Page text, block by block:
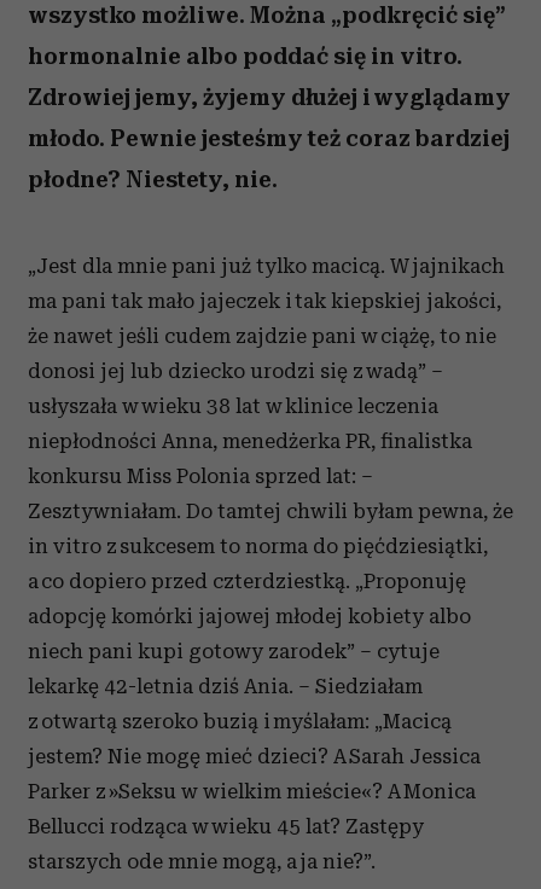
wszystko możliwe. Można „podkręcić się”
hormonalnie albo poddać się in vitro.
Zdrowiej jemy, żyjemy dłużej i wyglądamy
młodo. Pewnie jesteśmy też coraz bardziej
płodne? Niestety, nie.
„Jest dla mnie pani już tylko macicą. W jajnikach
ma pani tak mało jajeczek i tak kiepskiej jakości,
że nawet jeśli cudem zajdzie pani w ciążę, to nie
donosi jej lub dziecko urodzi się z wadą” –
usłyszała w wieku 38 lat w klinice leczenia
niepłodności Anna, menedżerka PR, finalistka
konkursu Miss Polonia sprzed lat: –
Zesztywniałam. Do tamtej chwili byłam pewna, że
in vitro z sukcesem to norma do pięćdziesiątki,
a co dopiero przed czterdziestką. „Proponuję
adopcję komórki jajowej młodej kobiety albo
niech pani kupi gotowy zarodek” – cytuje
lekarkę 42-letnia dziś Ania. – Siedziałam
z otwartą szeroko buzią i myślałam: „Macicą
jestem? Nie mogę mieć dzieci? A Sarah Jessica
Parker z »Seksu w wielkim mieście«? A Monica
Bellucci rodząca w wieku 45 lat? Zastępy
starszych ode mnie mogą, a ja nie?”.